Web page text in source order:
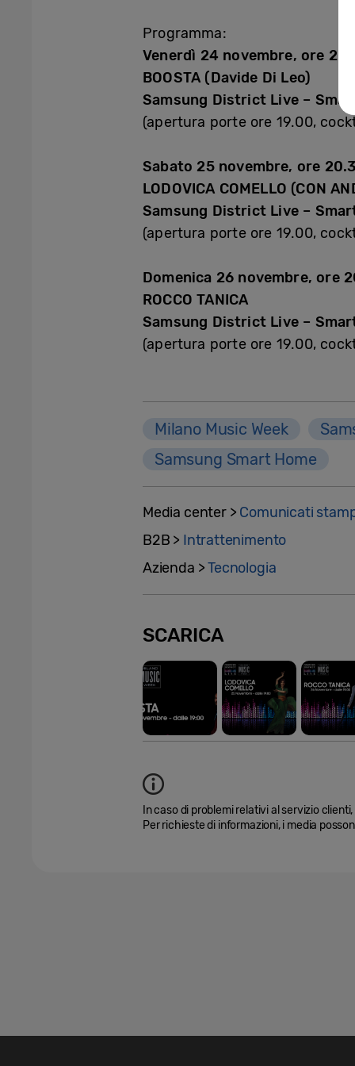
Programma:
Venerdì 24 novembre, ore
BOOSTA (Davide Di Leo)
Samsung District Live – Smart
(apertura porte ore 19.00,
Sabato 25 novembre, ore
LODOVICA COMELLO (CON
Samsung District Live –
(apertura porte ore 19.00,
Domenica 26 novembre, ore
ROCCO TANICA
Samsung District Live –
(apertura porte ore 19.00,
Milano Music Week
Samsung Smart Home
Media center > Comunicati
B2B > Intrattenimento
Azienda >Tecnologia
SCARICA
In caso di problemi relativi al servizio
Per richieste di informazioni, i media